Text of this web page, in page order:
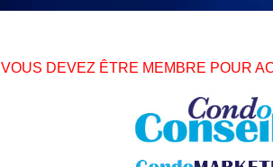
VOUS DEVEZ ÊTRE MEMBRE POUR